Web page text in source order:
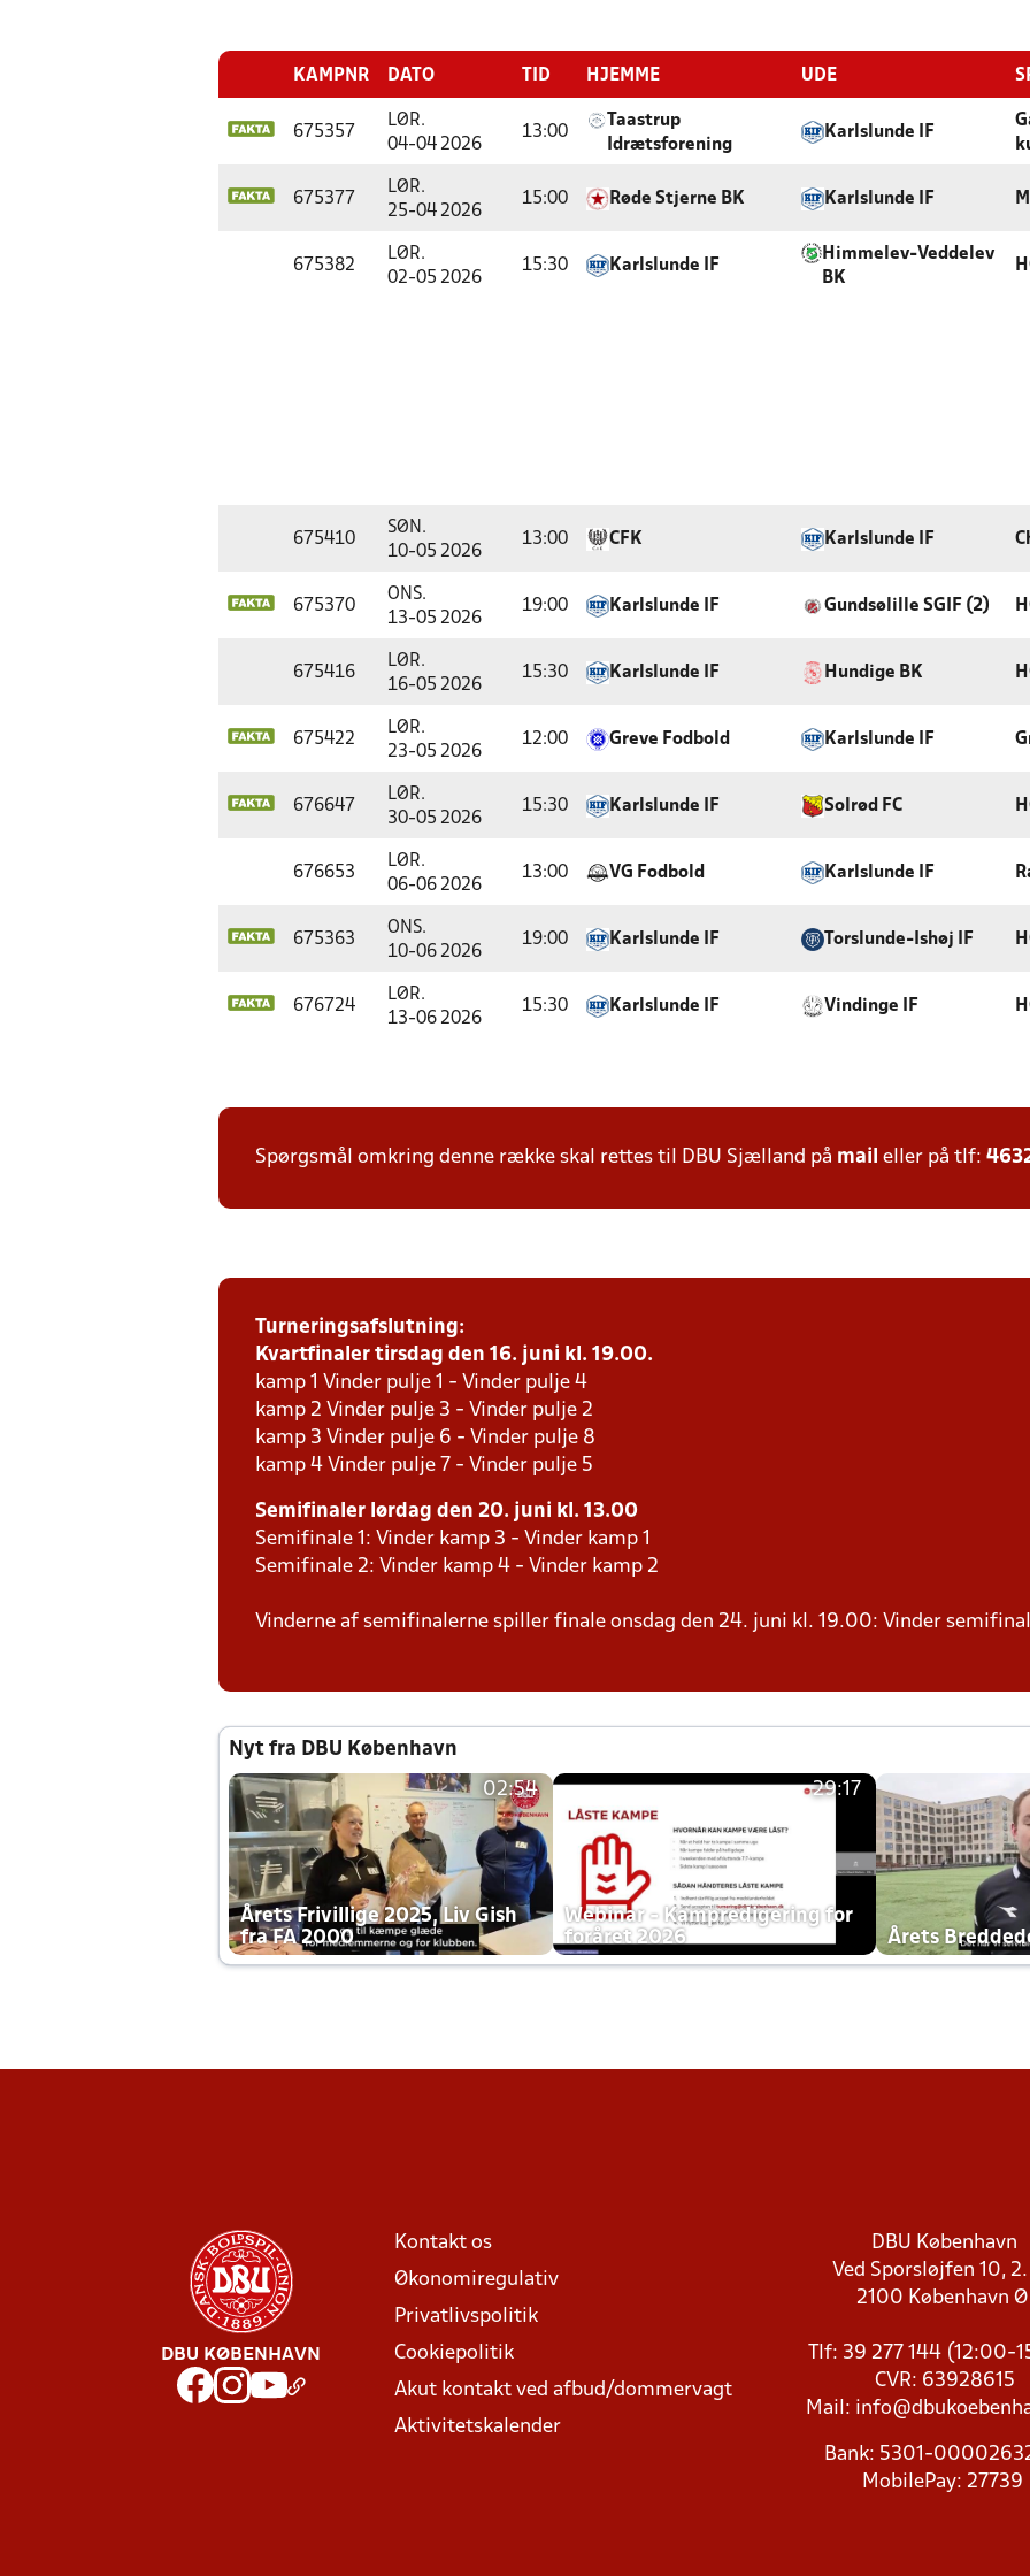
KAMPNR DATO TID HJEMME UDE
675357
LØR.
04-04 2026
13:00
Taastrup
Idrætsforening
Karlslunde IF
675377
LØR.
25-04 2026
15:00 Røde Stjerne BK Karlslunde IF
675382
LØR.
02-05 2026
15:30 Karlslunde IF
Himmelev-Veddelev
BK
675410
SØN.
10-05 2026
13:00 CFK Karlslunde IF
675370
ONS.
13-05 2026
19:00 Karlslunde IF Gundsølille SGIF (2)
675416
LØR.
16-05 2026
15:30 Karlslunde IF Hundige BK
675422
LØR.
23-05 2026
12:00 Greve Fodbold Karlslunde IF
676647
LØR.
30-05 2026
15:30 Karlslunde IF Solrød FC
676653
LØR.
06-06 2026
13:00 VG Fodbold Karlslunde IF
675363
ONS.
10-06 2026
19:00 Karlslunde IF Torslunde-Ishøj IF
676724
LØR.
13-06 2026
15:30 Karlslunde IF Vindinge IF
Spørgsmål omkring denne række skal rettes til DBU Sjælland på mail eller på tlf:
Turneringsafslutning:
Kvartfinaler tirsdag den 16. juni kl. 19.00.
kamp 1 Vinder pulje 1 - Vinder pulje 4
kamp 2 Vinder pulje 3 - Vinder pulje 2
kamp 3 Vinder pulje 6 - Vinder pulje 8
kamp 4 Vinder pulje 7 - Vinder pulje 5
Semifinaler lørdag den 20. juni kl. 13.00
Semifinale 1: Vinder kamp 3 - Vinder kamp 1
Semifinale 2: Vinder kamp 4 - Vinder kamp 2
Vinderne af semifinalerne spiller finale onsdag den 24. juni kl. 19.00: Vinder
Nyt fra DBU København
02:54
Årets Frivillige 2025, Liv Gish
fra FA 2000
29:17
Webinar - Kampredigering for
foråret 2026
Årets
DBU KØBENHAVN
Kontakt os
Økonomiregulativ
Privatlivspolitik
Cookiepolitik
Akut kontakt ved afbud/dommervagt
Aktivitetskalender
DBU København
Ved Sporsløjfen 10, 2.
2100 København Ø
Tlf: 39 277 144 (12:00-
CVR: 63928615
Mail:
Bank: 5301-
MobilePay: 27739